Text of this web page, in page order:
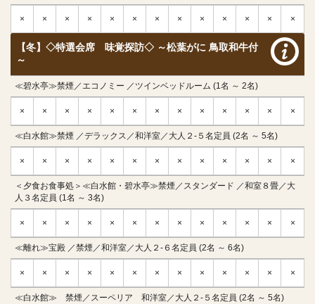
× × × × × × × × × × × × ×
【冬】◇特選会席 味覚探訪◇ ～松葉がに 鳥取和牛付
～
≪碧水亭≫禁煙／エコノミー ／ツインベッドルーム (1名 ～ 2名)
× × × × × × × × × × × × ×
≪白水館≫禁煙 ／デラックス／和洋室／大人２-５名定員 (2名 ～ 5名)
× × × × × × × × × × × × ×
＜夕食お食事処＞≪白水館・碧水亭≫禁煙／スタンダード ／和室８畳／大
人３名定員 (1名 ～ 3名)
× × × × × × × × × × × × ×
≪離れ≫宝殿 ／禁煙／和洋室／大人２-６名定員 (2名 ～ 6名)
× × × × × × × × × × × × ×
≪白水館≫ 禁煙／スーペリア 和洋室／大人２-５名定員 (2名 ～ 5名)